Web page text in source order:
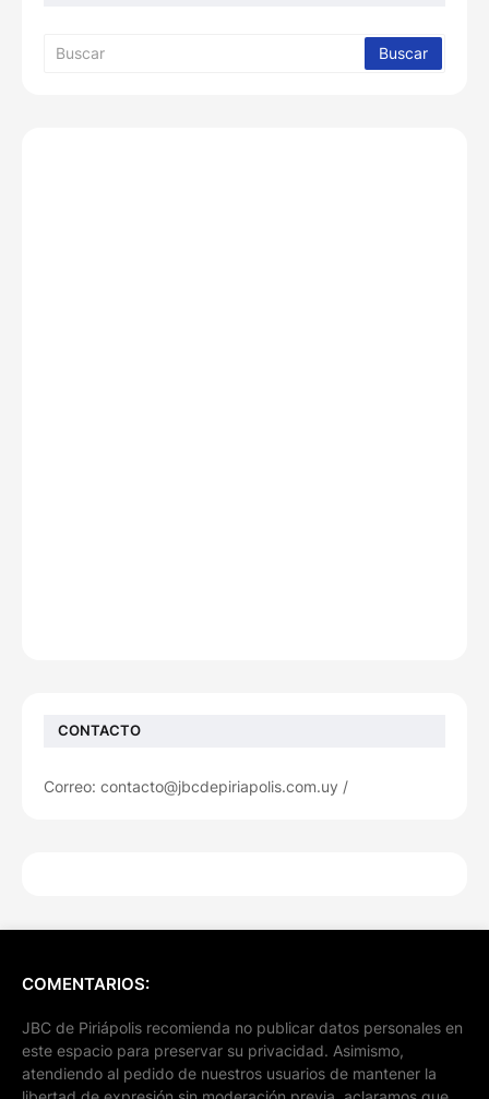
CONTACTO
Correo: contacto@jbcdepiriapolis.com.uy /
COMENTARIOS:
JBC de Piriápolis recomienda no publicar datos personales en
este espacio para preservar su privacidad. Asimismo,
atendiendo al pedido de nuestros usuarios de mantener la